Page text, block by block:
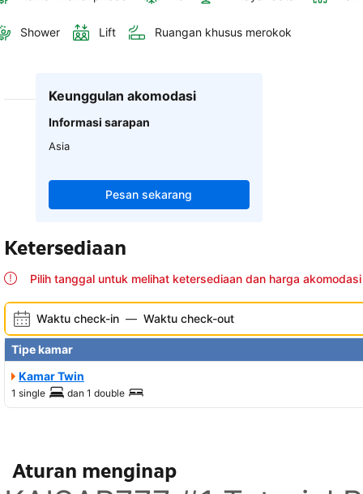
Shower Lift Ruangan khusus merokok
Keunggulan akomodasi
Informasi sarapan
Asia
Pesan sekarang
Ketersediaan
Pilih tanggal untuk melihat ketersediaan dan harga akomodasi
Waktu check-in — Waktu check-out
Tipe kamar
Kamar Twin
1 single dan 1 double
Aturan menginap